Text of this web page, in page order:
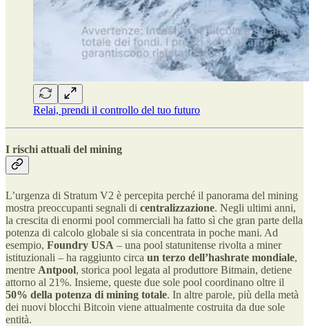
Relai, prendi il controllo del tuo futuro
I rischi attuali del mining
L’urgenza di Stratum V2 è percepita perché il panorama del mining
mostra preoccupanti segnali di centralizzazione. Negli ultimi anni,
la crescita di enormi pool commerciali ha fatto sì che gran parte della
potenza di calcolo globale si sia concentrata in poche mani. Ad
esempio, Foundry USA – una pool statunitense rivolta a miner
istituzionali – ha raggiunto circa un terzo dell’hashrate mondiale,
mentre Antpool, storica pool legata al produttore Bitmain, detiene
attorno al 21%. Insieme, queste due sole pool coordinano oltre il
50% della potenza di mining totale​. In altre parole, più della metà
dei nuovi blocchi Bitcoin viene attualmente costruita da due sole
entità.